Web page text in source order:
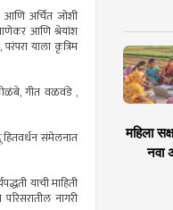
आणि अर्चित जोशी
आणि श्रेयांश
याला कृत्रिम
गीत वळवंडे ,
हितवर्धन संमेलनात
याची माहिती
नागरी
महिला
नवा